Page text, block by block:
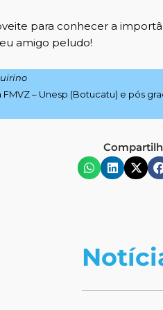
para conhecer a
amigo peludo!
– Unesp (Botucatu) e pós